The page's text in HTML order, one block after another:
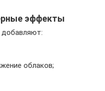
эффекты
облаков;